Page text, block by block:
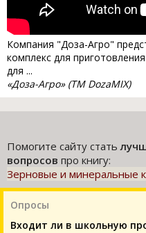
Компания "Доза-Агро"
комплекс для
для ...
«Доза-Агро» (ТМ DozaMIX)
Помогите сайту стать
вопросов про книгу:
Зерновые и минеральные
Опросы
Входит ли в школьную